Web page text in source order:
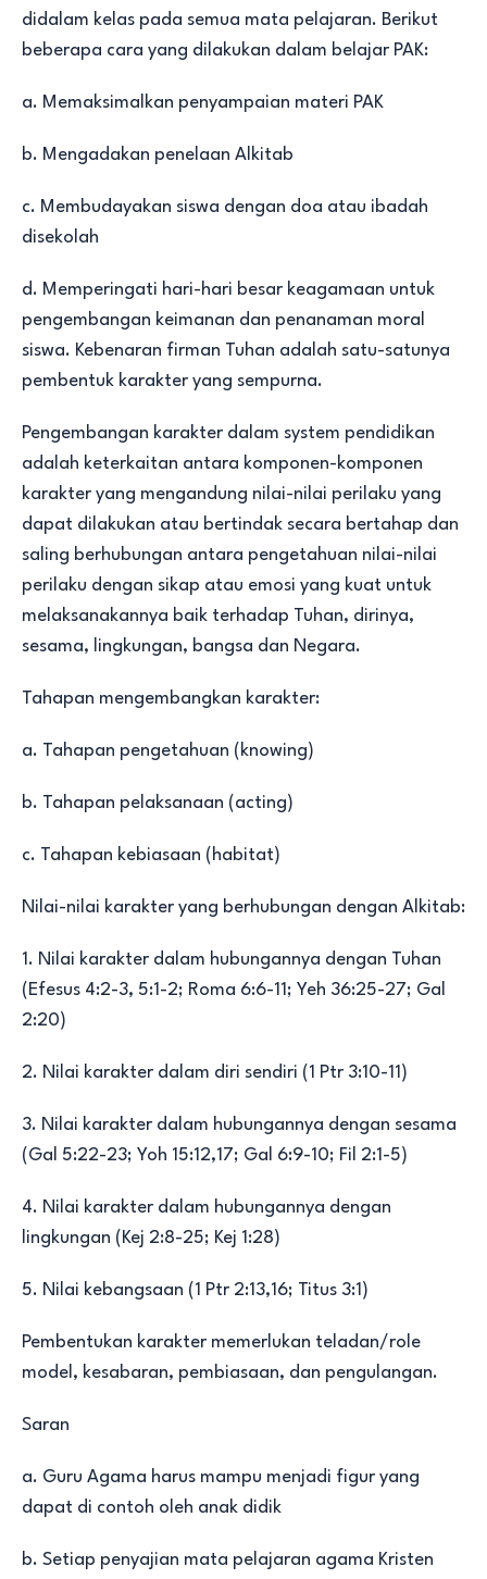
didalam kelas pada semua mata pelajaran. Berikut
beberapa cara yang dilakukan dalam belajar PAK:
a. Memaksimalkan penyampaian materi PAK
b. Mengadakan penelaan Alkitab
c. Membudayakan siswa dengan doa atau ibadah
disekolah
d. Memperingati hari-hari besar keagamaan untuk
pengembangan keimanan dan penanaman moral
siswa. Kebenaran firman Tuhan adalah satu-satunya
pembentuk karakter yang sempurna.
Pengembangan karakter dalam system pendidikan
adalah keterkaitan antara komponen-komponen
karakter yang mengandung nilai-nilai perilaku yang
dapat dilakukan atau bertindak secara bertahap dan
saling berhubungan antara pengetahuan nilai-nilai
perilaku dengan sikap atau emosi yang kuat untuk
melaksanakannya baik terhadap Tuhan, dirinya,
sesama, lingkungan, bangsa dan Negara.
Tahapan mengembangkan karakter:
a. Tahapan pengetahuan (knowing)
b. Tahapan pelaksanaan (acting)
c. Tahapan kebiasaan (habitat)
Nilai-nilai karakter yang berhubungan dengan Alkitab:
1. Nilai karakter dalam hubungannya dengan Tuhan
(Efesus 4:2-3, 5:1-2; Roma 6:6-11; Yeh 36:25-27; Gal
2:20)
2. Nilai karakter dalam diri sendiri (1 Ptr 3:10-11)
3. Nilai karakter dalam hubungannya dengan sesama
(Gal 5:22-23; Yoh 15:12,17; Gal 6:9-10; Fil 2:1-5)
4. Nilai karakter dalam hubungannya dengan
lingkungan (Kej 2:8-25; Kej 1:28)
5. Nilai kebangsaan (1 Ptr 2:13,16; Titus 3:1)
Pembentukan karakter memerlukan teladan/role
model, kesabaran, pembiasaan, dan pengulangan.
Saran
a. Guru Agama harus mampu menjadi figur yang
dapat di contoh oleh anak didik
b. Setiap penyajian mata pelajaran agama Kristen